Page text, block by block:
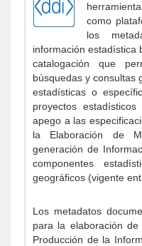
como
los
información estadística
catalogación que
búsquedas y consultas
estadísticas o
proyectos
apego a las
la Elaboración de
generación de
componentes
geográficos (vigente
Los metadatos
para la elaboración
Producción de la